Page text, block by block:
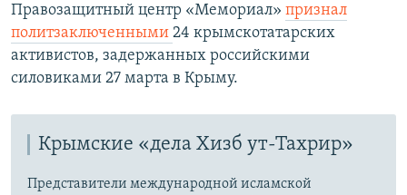
Правозащитный центр «Мемориал» признал
политзаключенными 24 крымскотатарских
активистов, задержанных российскими
силовиками 27 марта в Крыму.
Крымские «дела Хизб ут-Тахрир»
Представители международной исламской